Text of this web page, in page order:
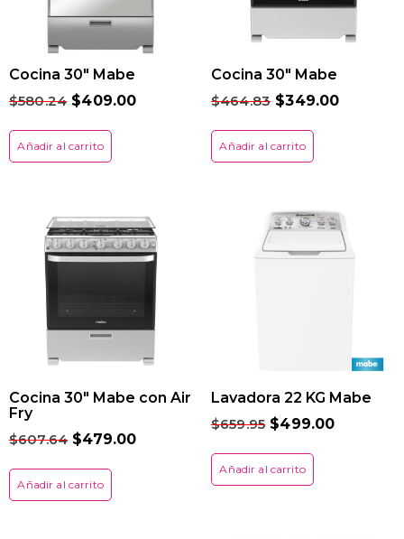
Cocina 30″ Mabe
$580.24 $409.00
Añadir al carrito
Cocina 30″ Mabe
$464.83 $349.00
Añadir al carrito
Cocina 30″ Mabe con Air
Fry
$607.64 $479.00
Añadir al carrito
Lavadora 22 KG Mabe
$659.95 $499.00
Añadir al carrito